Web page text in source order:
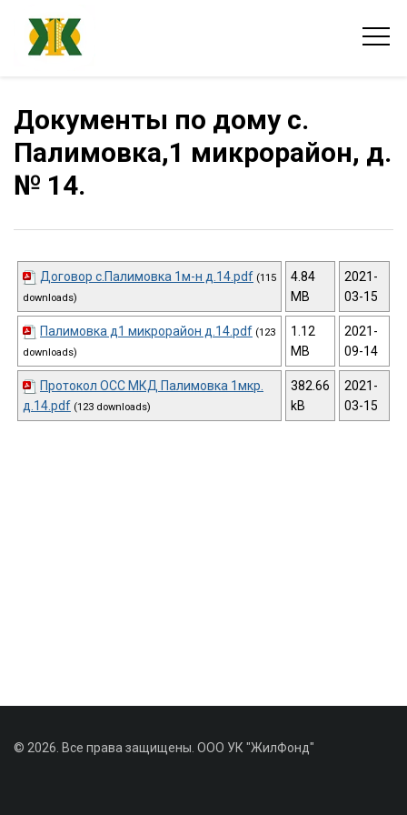
Документы по дому с.
Палимовка,1 микрорайон, д.
№ 14.
Договор с.Палимовка 1м-н д.14.pdf (115
downloads)
4.84
MB
2021-
03-15
Палимовка д1 микрорайон д.14.pdf (123
downloads)
1.12
MB
2021-
09-14
Протокол ОСС МКД Палимовка 1мкр.
д.14.pdf (123 downloads)
382.66
kB
2021-
03-15
© 2026. Все права защищены. ООО УК "ЖилФонд"